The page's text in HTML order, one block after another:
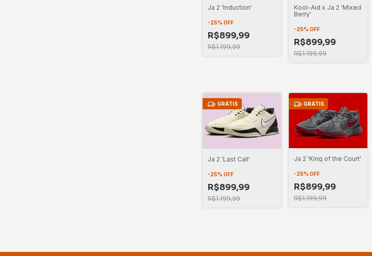
Ja 2 'Induction'
-25% OFF
R$899,99
R$1.199,99
Kool-Aid x Ja 2 'Mixed
Berry'
-25% OFF
R$899,99
R$1.199,99
GRÁTIS
Ja 2 'Last Call'
-25% OFF
R$899,99
R$1.199,99
GRÁTIS
Ja 2 'King of the Court'
-25% OFF
R$899,99
R$1.199,99